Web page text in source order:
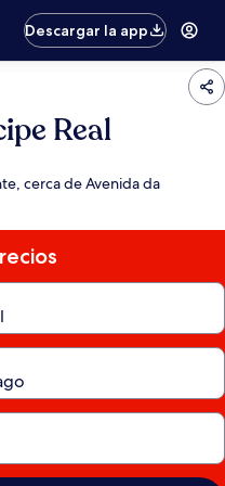
Descargar la app
Real
cerca de Avenida da